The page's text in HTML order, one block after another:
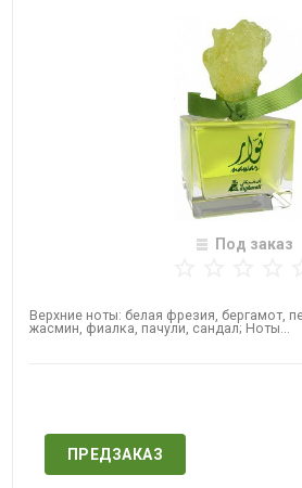
Под заказ
​Верхние ноты: белая фрезия, бергамот,
жасмин, фиалка, пачули, сандал; Ноты...
ПРЕДЗАКАЗ